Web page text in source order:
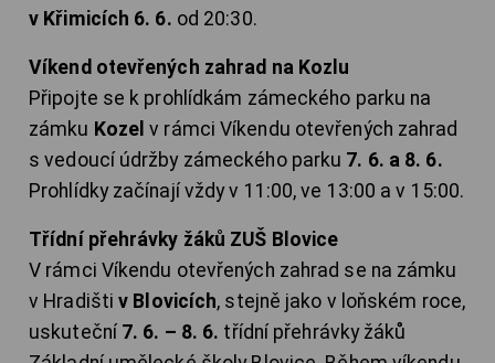
v Křimicích 6. 6. od 20:30.
Víkend otevřených zahrad na Kozlu
Připojte se k prohlídkám zámeckého parku na
zámku Kozel v rámci Víkendu otevřených zahrad
s vedoucí údržby zámeckého parku 7. 6. a 8. 6.
Prohlídky začínají vždy v 11:00, ve 13:00 a v 15:00.
Třídní přehrávky žáků ZUŠ Blovice
V rámci Víkendu otevřených zahrad se na zámku
v Hradištiv Blovicích, stejně jako v loňském roce,
uskuteční 7. 6. – 8. 6. třídní přehrávky žáků